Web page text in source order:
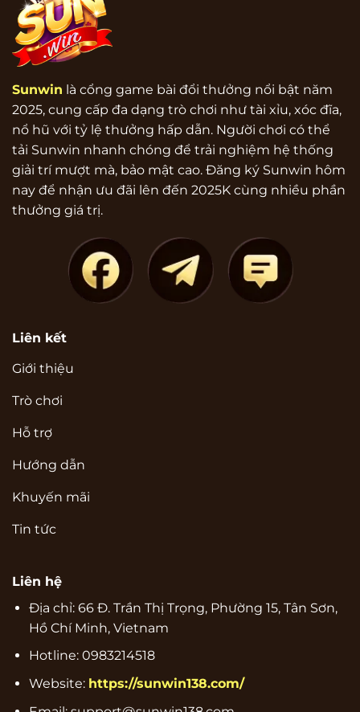
Sunwin là cổng game bài đổi thưởng nổi bật năm
2025, cung cấp đa dạng trò chơi như tài xỉu, xóc đĩa,
nổ hũ với tỷ lệ thưởng hấp dẫn. Người chơi có thể
tải Sunwin nhanh chóng để trải nghiệm hệ thống
giải trí mượt mà, bảo mật cao. Đăng ký Sunwin hôm
nay để nhận ưu đãi lên đến 2025K cùng nhiều phần
thưởng giá trị.
Liên kết
Giới thiệu
Trò chơi
Hỗ trợ
Hướng dẫn
Khuyến mãi
Tin tức
Liên hệ
Địa chỉ: 66 Đ. Trần Thị Trọng, Phường 15, Tân Sơn,
Hồ Chí Minh, Vietnam
Hotline: 0983214518
Website: https://sunwin138.com/